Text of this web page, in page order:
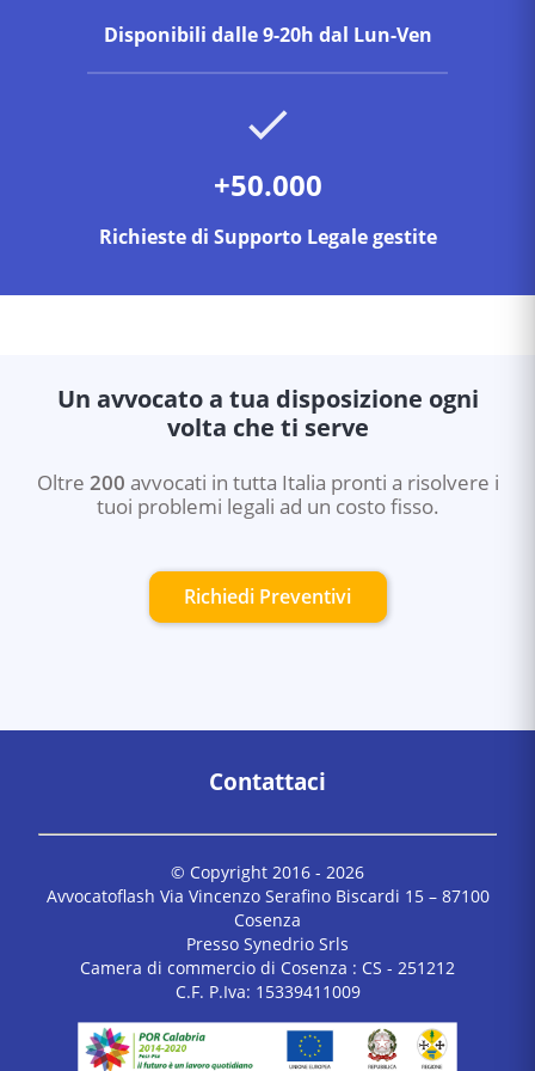
Disponibili dalle 9-20h dal Lun-Ven
+50.000
Richieste di Supporto Legale gestite
Un avvocato a tua disposizione ogni
volta che ti serve
Oltre 200 avvocati in tutta Italia pronti a risolvere i
tuoi problemi legali ad un costo fisso.
Richiedi Preventivi
Contattaci
© Copyright 2016 - 2026
Avvocatoflash Via Vincenzo Serafino Biscardi 15 – 87100
Cosenza
Presso Synedrio Srls
Camera di commercio di Cosenza : CS - 251212
C.F. P.Iva: 15339411009